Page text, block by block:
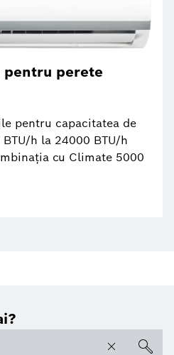
perete
pentru capacitatea de
h la 24000 BTU/h
cu Climate 5000